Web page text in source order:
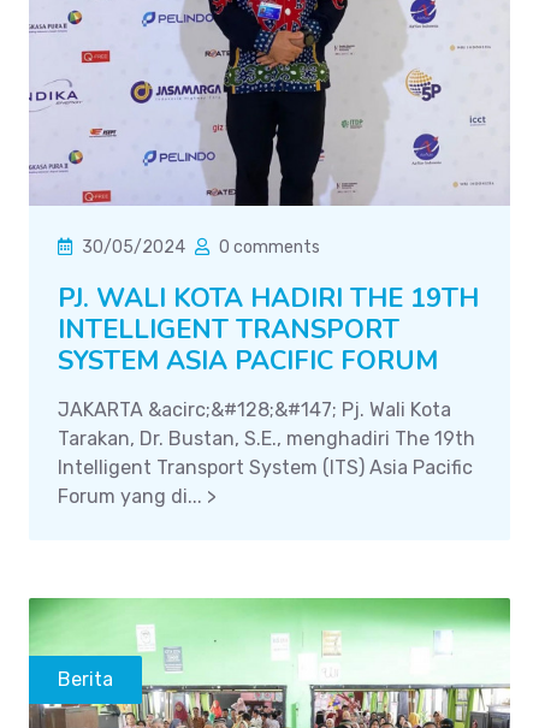
30/05/2024 0 comments
PJ. WALI KOTA HADIRI THE 19TH
INTELLIGENT TRANSPORT
SYSTEM ASIA PACIFIC FORUM
JAKARTA &acirc;&#128;&#147; Pj. Wali Kota
Tarakan, Dr. Bustan, S.E., menghadiri The 19th
Intelligent Transport System (ITS) Asia Pacific
Forum yang di... >
Berita